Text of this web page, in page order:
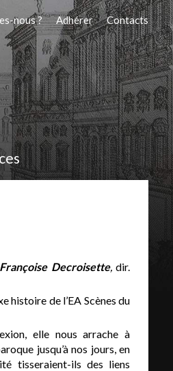
nous ? Adhérer Contacts
Decroisette,dir.
histoire de l’EA Scènes du
elle nous arrache à
jusqu’à nos jours, en
tisseraient-ils des liens